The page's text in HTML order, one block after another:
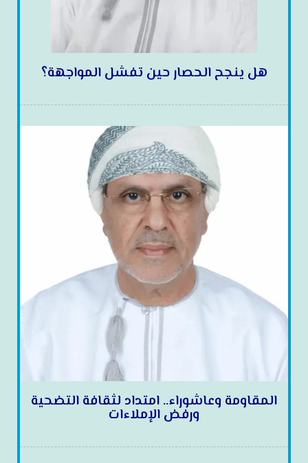
هل ينجح الحصار حين تفشل المواجهة؟
المقاومة وعاشوراء.. امتداد لثقافة التضحية
ورفض الإملاءات